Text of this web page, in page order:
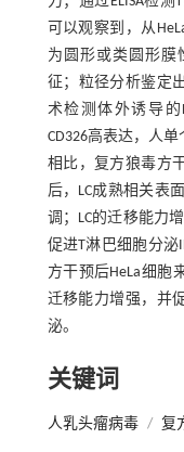
可以观察到，从
为圆形或类圆形膜
征；粒径分析鉴定
术检测体外诱导的
CD326高表达，人
相比，复方狼毒方
后，LC成熟相关表
调；LC的迁移能力
促进T淋巴细胞分泌
方干预后HeLa细胞
迁移能力增强，并
泌。
关键词
人乳头瘤病毒 / 复